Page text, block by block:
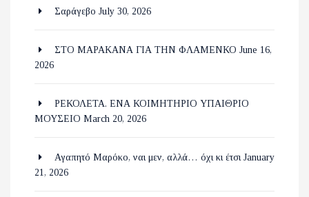
Σαράγεβο July 30, 2026
ΣΤΟ ΜΑΡΑΚΑΝΑ ΓΙΑ ΤΗΝ ΦΛΑΜΕΝΚΟ June 16,
2026
ΡΕΚΟΛΕΤΑ. ΕΝΑ ΚΟΙΜΗΤΗΡΙΟ ΥΠΑΙΘΡΙΟ
ΜΟΥΣΕΙΟ March 20, 2026
Αγαπητό Μαρόκο, ναι μεν, αλλά… όχι κι έτσι January
21, 2026